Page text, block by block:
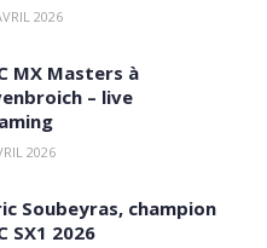
2026
MX Masters à
– live
2026
Soubeyras, champion
SX1 2026